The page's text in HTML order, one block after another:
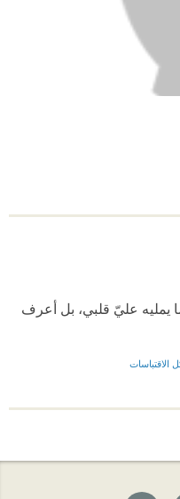
يمليه عليّ قلبي، بل أعرف
الاقتباسات